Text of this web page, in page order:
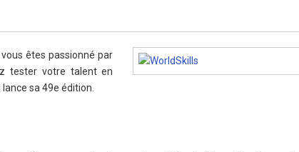
êtes passionné par
tester votre talent en
sa 49e édition.